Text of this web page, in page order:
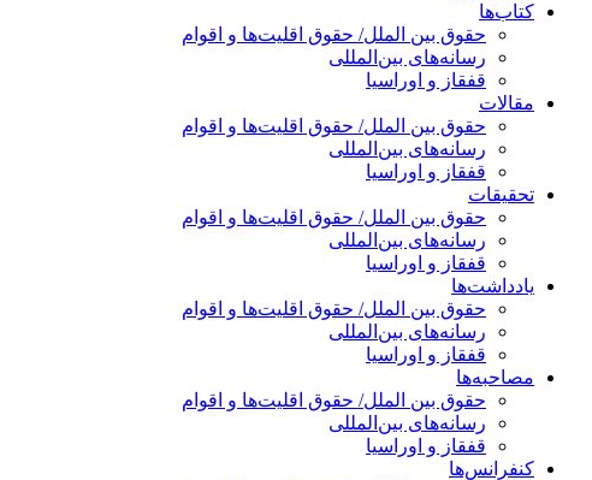
کتاب‌ها
حقوق بین الملل/ حقوق اقلیت‌ها و اقوام
رسانه‌های بین‌المللی
قفقاز و اوراسیا
مقالات
حقوق بین الملل/ حقوق اقلیت‌ها و اقوام
رسانه‌های بین‌المللی
قفقاز و اوراسیا
تحقیقات
حقوق بین الملل/ حقوق اقلیت‌ها و اقوام
رسانه‌های بین‌المللی
قفقاز و اوراسیا
یادداشت‌ها
حقوق بین الملل/ حقوق اقلیت‌ها و اقوام
رسانه‌های بین‌المللی
قفقاز و اوراسیا
مصاحبه‌ها
حقوق بین الملل/ حقوق اقلیت‌ها و اقوام
رسانه‌های بین‌المللی
قفقاز و اوراسیا
کنفرانس‌ها